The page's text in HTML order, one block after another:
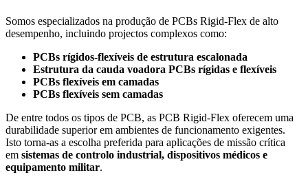
Somos especializados na produção de PCBs Rigid-Flex de alto
desempenho, incluindo projectos complexos como:
PCBs rígidos-flexíveis de estrutura escalonada
Estrutura da cauda voadora PCBs rígidas e flexíveis
PCBs flexíveis em camadas
PCBs flexíveis sem camadas
De entre todos os tipos de PCB, as PCB Rigid-Flex oferecem uma
durabilidade superior em ambientes de funcionamento exigentes.
Isto torna-as a escolha preferida para aplicações de missão crítica
em sistemas de controlo industrial, dispositivos médicos e
equipamento militar.